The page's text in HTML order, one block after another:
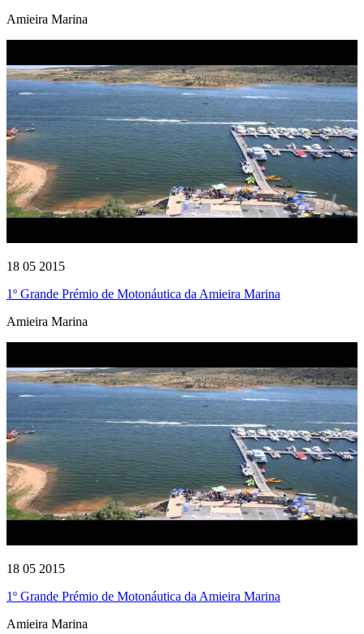
Amieira Marina
18 05 2015
1º Grande Prémio de Motonáutica da Amieira Marina
Amieira Marina
18 05 2015
1º Grande Prémio de Motonáutica da Amieira Marina
Amieira Marina